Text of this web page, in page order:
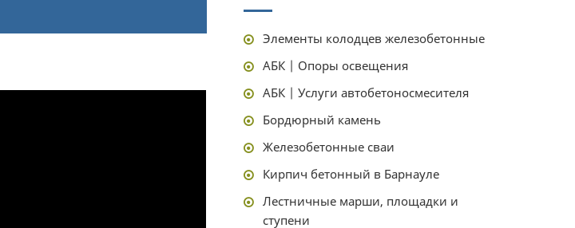
Элементы колодцев железобетонные
АБК | Опоры освещения
АБК | Услуги автобетоносмесителя
Бордюрный камень
Железобетонные сваи
Кирпич бетонный в Барнауле
Лестничные марши, площадки и
ступени